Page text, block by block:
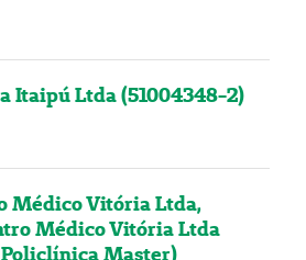
Itaipú Ltda (51004348-2)
Médico Vitória Ltda,
Médico Vitória Ltda
Policlínica Master)